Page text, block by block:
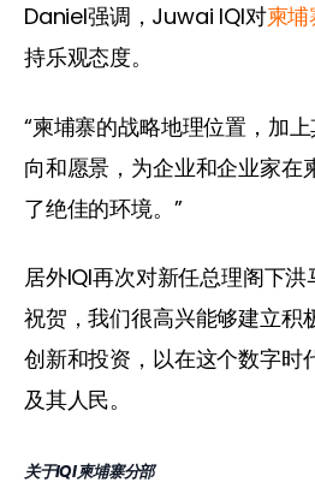
Daniel强调，Juwai IQI对柬埔
持乐观态度。
“柬埔寨的战略地理位置，加
向和愿景，为企业和企业家在
了绝佳的环境。”
居外IQI再次对新任总理阁下
祝贺，我们很高兴能够建立积
创新和投资，以在这个数字时
及其人民。
关于IQI柬埔寨分部